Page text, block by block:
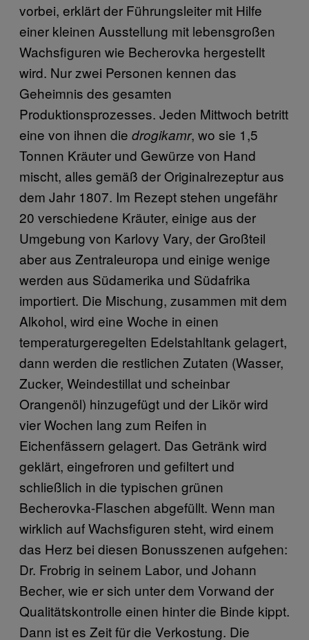
vorbei, erklärt der Führungsleiter mit Hilfe
einer kleinen Ausstellung mit lebensgroßen
Wachsfiguren wie Becherovka hergestellt
wird. Nur zwei Personen kennen das
Geheimnis des gesamten
Produktionsprozesses. Jeden Mittwoch betritt
eine von ihnen die drogikamr, wo sie 1,5
Tonnen Kräuter und Gewürze von Hand
mischt, alles gemäß der Originalrezeptur aus
dem Jahr 1807. Im Rezept stehen ungefähr
20 verschiedene Kräuter, einige aus der
Umgebung von Karlovy Vary, der Großteil
aber aus Zentraleuropa und einige wenige
werden aus Südamerika und Südafrika
importiert. Die Mischung, zusammen mit dem
Alkohol, wird eine Woche in einen
temperaturgeregelten Edelstahltank gelagert,
dann werden die restlichen Zutaten (Wasser,
Zucker, Weindestillat und scheinbar
Orangenöl) hinzugefügt und der Likör wird
vier Wochen lang zum Reifen in
Eichenfässern gelagert. Das Getränk wird
geklärt, eingefroren und gefiltert und
schließlich in die typischen grünen
Becherovka-Flaschen abgefüllt. Wenn man
wirklich auf Wachsfiguren steht, wird einem
das Herz bei diesen Bonusszenen aufgehen:
Dr. Frobrig in seinem Labor, und Johann
Becher, wie er sich unter dem Vorwand der
Qualitätskontrolle einen hinter die Binde kippt.
Dann ist es Zeit für die Verkostung. Die